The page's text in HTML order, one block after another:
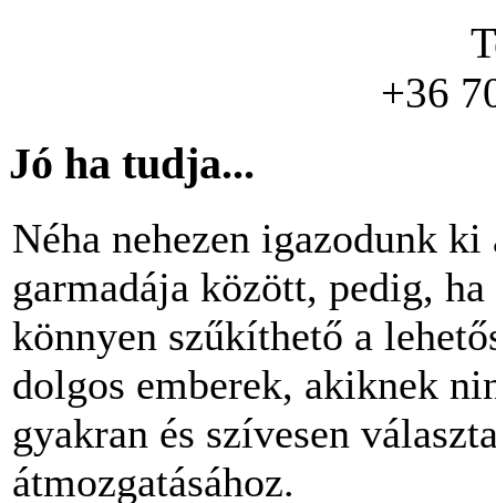
+36
Jó ha tudja...
Néha nehezen igazodunk
garmadája között, pedig,
könnyen szűkíthető a
dolgos emberek, akiknek
gyakran és szívesen
átmozgatásához.